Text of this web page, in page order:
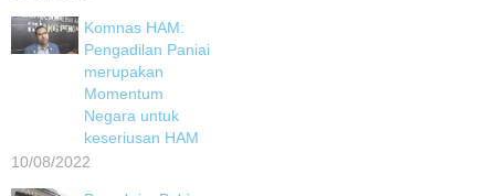
Komnas HAM:
Pengadilan Paniai
merupakan
Momentum
Negara untuk
keseriusan HAM
10/08/2022